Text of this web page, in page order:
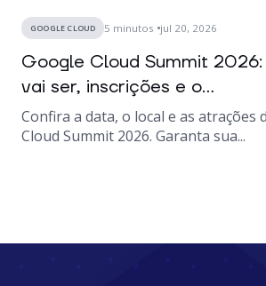
GOOGLE CLOUD 5 minutos jul 20, 2026
Google Cloud Summit
vai ser, inscrições e o...
Confira a data, o local e as atrações
Cloud Summit 2026. Garanta sua...